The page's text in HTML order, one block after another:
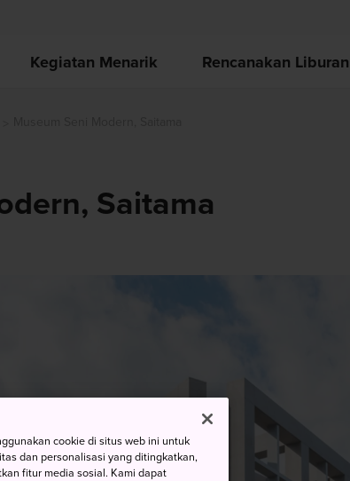
Kegiatan Menarik Rencanakan Liburan
Saitama
cookie di situs web ini untuk
dan personalisasi yang ditingkatkan,
fitur media sosial. Kami dapat